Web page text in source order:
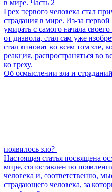
в мире. Часть 2
Грех первого человека стал
страдания в мире. Из-за
умирать с самого начала
от диавола, стал сам уже
стал виноват во всем том зле,
реакция, распространяться во
ко греху.
Об осмыслении зла и
появилось зло?
Настоящая статья посвящена
мире, сопоставлению
человека и, соответственно,
страдающего человека, за